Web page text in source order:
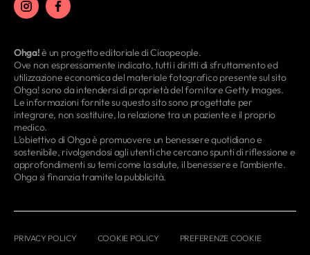
Ohga!è un progetto editoriale di Ciaopeople.
Ove non espressamente indicato, tutti i diritti di sfruttamento ed
utilizzazione economica del materiale fotografico presente sul sito
Ohga! sono da intendersi di proprietà del fornitore Getty Images.
Le informazioni fornite su questo sito sono progettate per
integrare, non sostituire, la relazione tra un paziente e il proprio
medico.
L’obiettivo di Ohga è promuovere un benessere quotidiano e
sostenibile, rivolgendosi agli utenti che cercano spunti di riflessione e
approfondimenti su temi come la salute, il benessere e l’ambiente.
Ohga si finanzia tramite la pubblicità.
PRIVACY POLICY COOKIE POLICY PREFERENZE COOKIE